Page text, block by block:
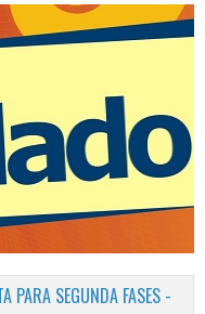
PARA SEGUNDA FASES -